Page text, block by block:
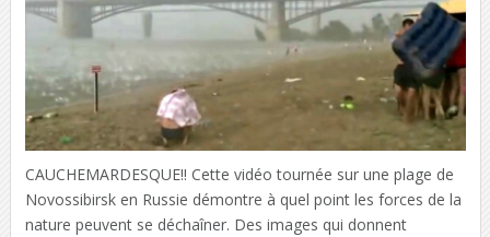
CAUCHEMARDESQUE!! Cette vidéo tournée sur une plage de
Novossibirsk en Russie démontre à quel point les forces de la
nature peuvent se déchaîner. Des images qui donnent